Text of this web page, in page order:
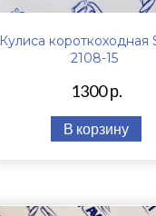
Кулиса короткоходная
2108-15
1300 р.
В корзину